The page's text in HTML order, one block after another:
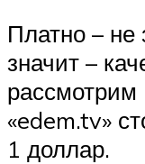
Платно – не
значит –
рассмотрим
«edem.tv»
1 доллар.